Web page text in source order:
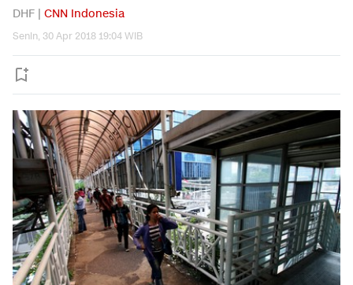
DHF | CNN Indonesia
Senin, 30 Apr 2018 19:04 WIB